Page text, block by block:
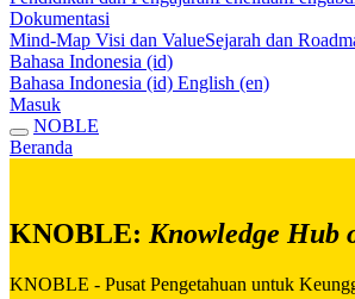
Dokumentasi
Mind-Map Visi dan ValueSejarah dan
Bahasa Indonesia ‎(id)‎
Bahasa Indonesia ‎(id)‎ English ‎(en)‎
Masuk
NOBLE
Beranda
KNOBLE: Knowledge Hub
KNOBLE - Pusat Pengetahuan untuk